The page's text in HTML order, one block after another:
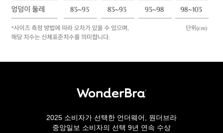
2025 소비자가 선택한 언더웨어, 원더브라
중앙일보 소비자의 선택 9년 연속 수상